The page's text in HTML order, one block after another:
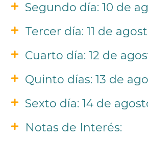
Segundo día: 10 de
Tercer día: 11 de
Cuarto día: 12 de
Quinto días: 13 de
Sexto día: 14 de
Notas de Interés: